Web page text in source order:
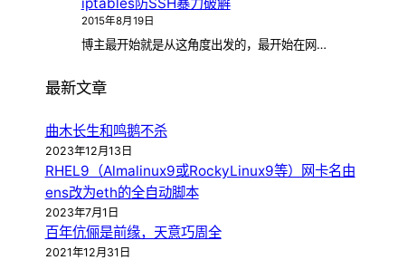
2015年8月19日
博主最开始就是从这角度出发的，最开始在网…
最新文章
曲木长生和鸣鹅不杀
2023年12月13日
RHEL9（Almalinux9或RockyLinux9等）网卡名由
ens改为eth的全自动脚本
2023年7月1日
百年伉俪是前缘，天意巧周全
2021年12月31日